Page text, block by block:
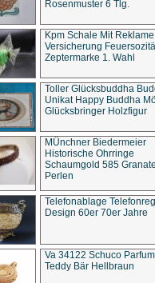
Rosenmuster 6 Tlg.
Kpm Schale Mit Reklame
Versicherung
Zeptermarke 1. Wahl
Toller Glücksbuddha
Unikat Happy Buddha
Glücksbringer Holzfigur
MÜnchner Biedermeier
Historische Ohrringe
Schaumgold 585
Perlen
Telefonablage
Design 60er 70er Jahre
Va 34122 Schuco
Teddy Bär Hellbraun